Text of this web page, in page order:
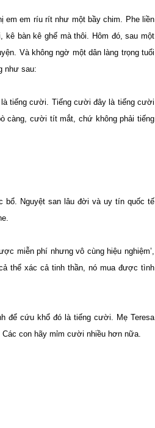
em em ríu rít như một bầy chim. Phe liền
kê bàn kê ghế mà thôi. Hôm đó, sau một
Và không ngờ một dân làng trọng tuổi
như sau:
tiếng cười. Tiếng cười đây là tiếng cười
càng, cười tít mắt, chứ không phải tiếng
bổ. Nguyệt san lâu đời và uy tín quốc tế
miễn phí nhưng vô cùng hiệu nghiệm’,
thể xác cả tinh thần, nó mua được tình
để cứu khổ đó là tiếng cười. Mẹ Teresa
con hãy mỉm cười nhiều hơn nữa.